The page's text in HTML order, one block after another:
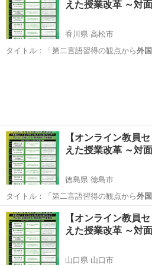
えた授業改革 ～対
香川県 高松市
タイトル：「第二言語習得の観点から外国
【オンライン教員
えた授業改革 ～対
徳島県 徳島市
タイトル：「第二言語習得の観点から外国
容：203…
徳島 徳島市 セミナー オンラ
【オンライン教員
えた授業改革 ～対
山口県 山口市